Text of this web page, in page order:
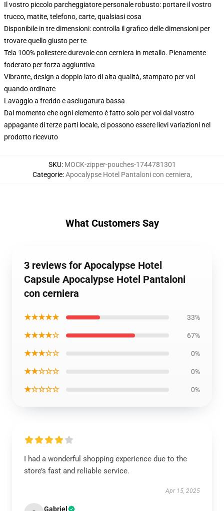
Il vostro piccolo parcheggiatore personale robusto: portare il vostro
trucco, matite, telefono, carte, qualsiasi cosa
Disponibile in tre dimensioni: controlla il grafico delle dimensioni per
trovare quello giusto per te
Tela 100% poliestere durevole con cerniera in metallo. Pienamente
foderato per forza aggiuntiva
Vibrante, design a doppio lato di alta qualità, stampato per voi
quando ordinate
Lavaggio a freddo e asciugatura bassa
Dal momento che ogni elemento è fatto solo per voi dal vostro
appagante di terze parti locale, ci possono essere lievi variazioni nel
prodotto ricevuto
SKU: MOCK-zipper-pouches-1744781301
Categorie:Apocalypse Hotel Pantaloni con cerniera,
What Customers Say
3 reviews for Apocalypse Hotel
Capsule Apocalypse Hotel Pantaloni
con cerniera
★★★★★ 33%
★★★★☆ 67%
★★★☆☆ 0%
★★☆☆☆ 0%
★☆☆☆☆ 0%
I had a wonderful shopping experience due to the
store’s fast and reliable service.
Apr 15, 2025
Gabriel